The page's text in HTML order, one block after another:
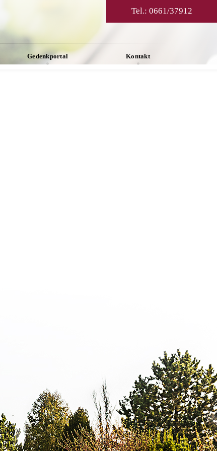
Gedenkportal Kontakt
Tel.: 0661/37912